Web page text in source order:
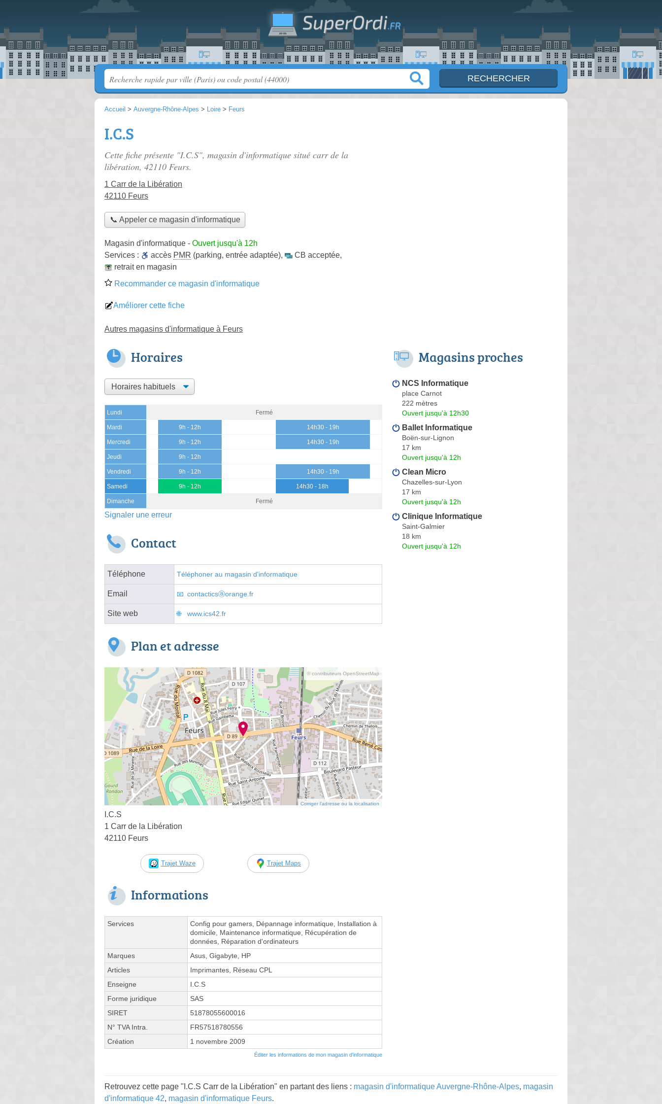
Accueil > Auvergne-Rhône-Alpes > Loire > Feurs
I.C.S
Cette fiche présente "I.C.S", magasin d'informatique situé carr de la
libération, 42110 Feurs.
1 Carr de la Libération
42110 Feurs
📞 Appeler ce magasin d'informatique
Magasin d'informatique - Ouvert jusqu'à 12h
Services :
accès PMR (parking, entrée adaptée), CB acceptée,
retrait en magasin
Recommander ce magasin d'informatique
Améliorer cette fiche
Autres magasins d'informatique à Feurs
Horaires
Lundi Fermé
Mardi 9h - 12h 14h30 - 19h
Mercredi 9h - 12h 14h30 - 19h
Jeudi 9h - 12h
Vendredi 9h - 12h 14h30 - 19h
Samedi 9h - 12h 14h30 - 18h
Dimanche Fermé
Signaler une erreur
Contact
Téléphone Téléphoner au magasin d'informatique
Email contacticsⓐorange.fr
Site web www.ics42.fr
Plan et adresse
© contributeurs OpenStreetMap
Corriger l’adresse ou la localisation
I.C.S
1 Carr de la Libération
42110 Feurs
Trajet Waze Trajet Maps
Informations
Services
Config pour gamers, Dépannage informatique, Installation à
domicile, Maintenance informatique, Récupération de
données, Réparation d'ordinateurs
Marques
Asus, Gigabyte, HP
Articles
Imprimantes, Réseau CPL
Enseigne
I.C.S
Forme juridique
SAS
SIRET
51878055600016
N° TVA Intra.
FR57518780556
Création
1 novembre 2009
Éditer les informations de mon magasin d'informatique
Magasins proches
NCS Informatique
place Carnot
222 mètres
Ouvert jusqu'à 12h30
Ballet Informatique
Boën-sur-Lignon
17 km
Ouvert jusqu'à 12h
Clean Micro
Chazelles-sur-Lyon
17 km
Ouvert jusqu'à 12h
Clinique Informatique
Saint-Galmier
18 km
Ouvert jusqu'à 12h
Retrouvez cette page "I.C.S Carr de la Libération" en partant des liens : magasin d'informatique Auvergne-Rhône-Alpes, magasin
d'informatique 42, magasin d'informatique Feurs.